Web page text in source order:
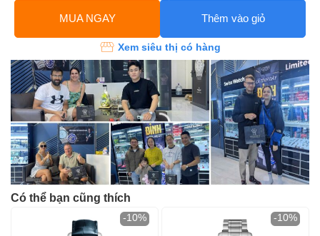
MUA NGAY Thêm vào giỏ
Xem siêu thị có hàng
Có thể bạn cũng thích
-10% -10%